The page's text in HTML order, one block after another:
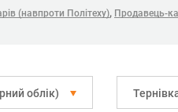
(навпроти Політеху), Продавець-
облік)